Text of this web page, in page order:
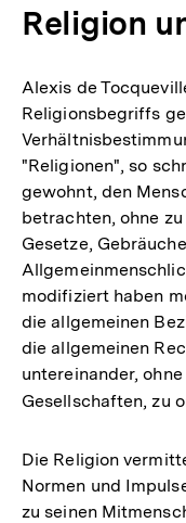
Religion
Alexis de
Religionsbegriffs
"Religionen", so
gewohnt, den
betrachten, ohne
Gesetze,
modifiziert haben
die allgemeinen
die allgemeinen
untereinander,
Gesellschaften, zu
Die Religion
Normen und
zu seinen